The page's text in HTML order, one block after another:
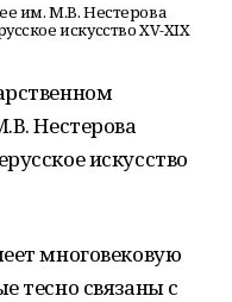
им. М.В. Нестерова
искусство XV-XIX
Нестерова
искусство
многовековую
тесно связаны с